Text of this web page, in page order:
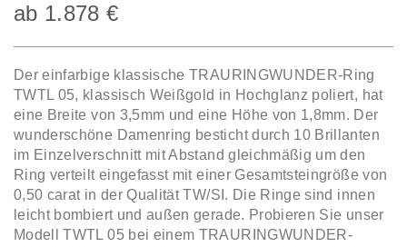
ab 1.878€
Der einfarbige klassische TRAURINGWUNDER-Ring
TWTL 05, klassisch Weißgold in Hochglanz poliert, hat
eine Breite von 3,5mm und eine Höhe von 1,8mm. Der
wunderschöne Damenring besticht durch 10 Brillanten
im Einzelverschnitt mit Abstand gleichmäßig um den
Ring verteilt eingefasst mit einer Gesamtsteingröße von
0,50 carat in der Qualität TW/SI. Die Ringe sind innen
leicht bombiert und außen gerade. Probieren Sie unser
Modell TWTL 05 bei einem TRAURINGWUNDER-